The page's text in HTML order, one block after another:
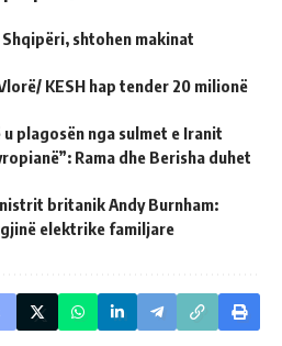
shtohen makinat
KESH hap tender 20 milionë
plagosën nga sulmet e Iranit
Rama dhe Berisha duhet
britanik Andy Burnham:
elektrike familjare